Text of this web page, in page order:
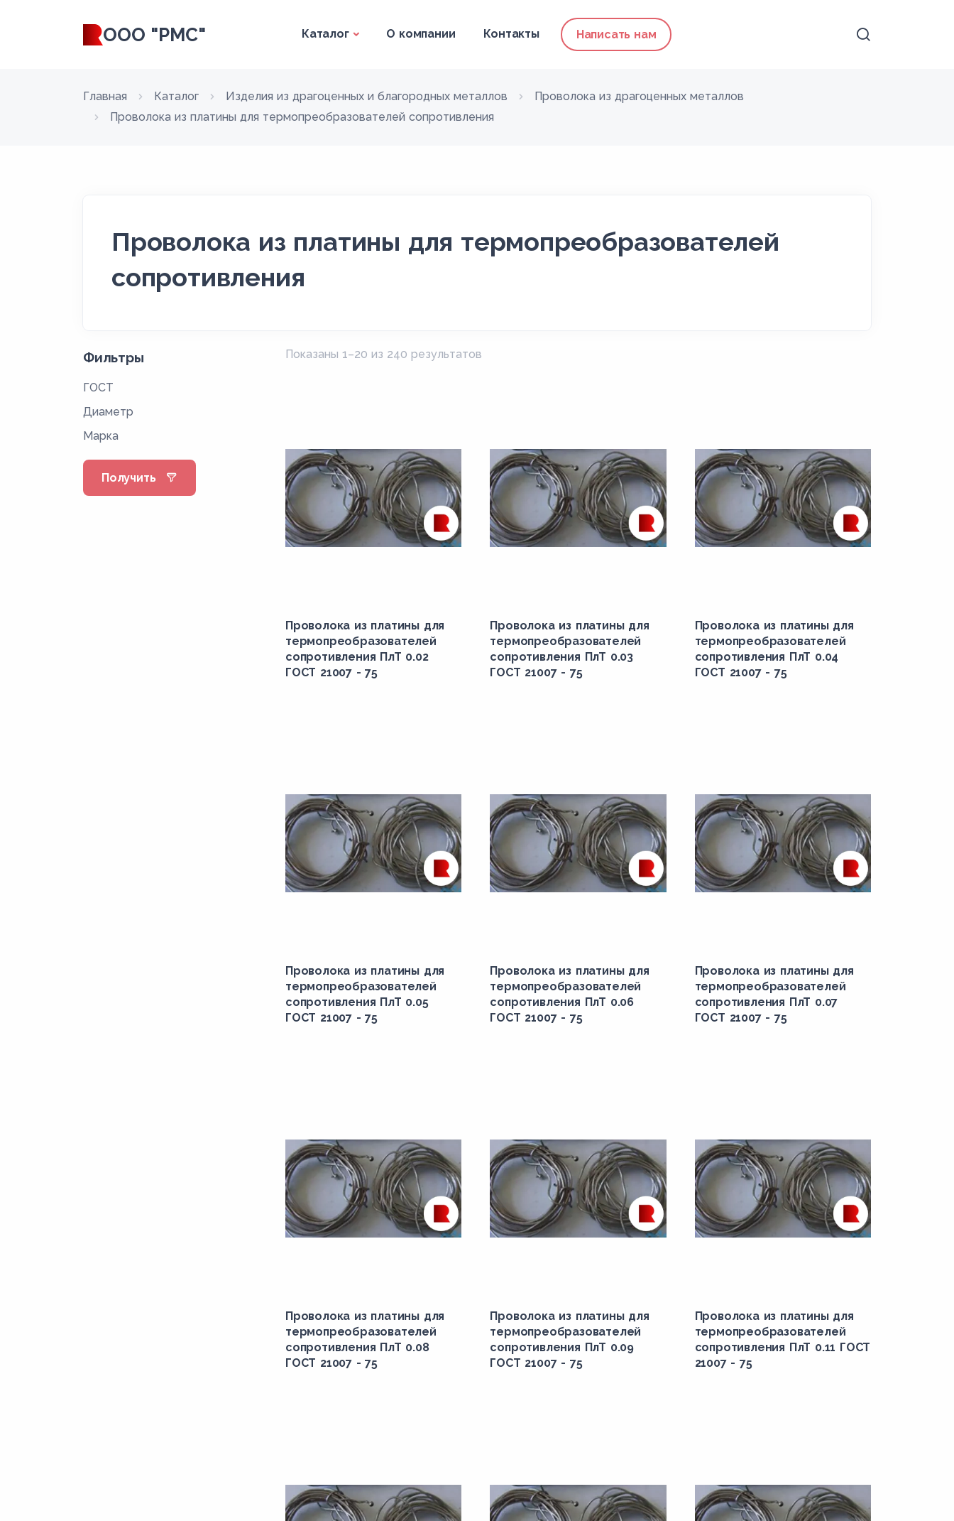
ООО "РМС" Каталог О компании Контакты Написать нам
Главная Каталог Изделия из драгоценных и благородных металлов
Проволока из драгоценных металлов
Проволока из платины для термопреобразователей сопротивления
Проволока из платины для термопреобразователей
сопротивления
Фильтры
ГОСТ
Диаметр
Марка
Получить
Показаны 1–20 из 240 результатов
Проволока из платины для
термопреобразователей
сопротивления ПлТ 0.02
ГОСТ 21007 - 75
Проволока из платины для
термопреобразователей
сопротивления ПлТ 0.03
ГОСТ 21007 - 75
Проволока из платины для
термопреобразователей
сопротивления ПлТ 0.04
ГОСТ 21007 - 75
Проволока из платины для
термопреобразователей
сопротивления ПлТ 0.05
ГОСТ 21007 - 75
Проволока из платины для
термопреобразователей
сопротивления ПлТ 0.06
ГОСТ 21007 - 75
Проволока из платины для
термопреобразователей
сопротивления ПлТ 0.07
ГОСТ 21007 - 75
Проволока из платины для
термопреобразователей
сопротивления ПлТ 0.08
ГОСТ 21007 - 75
Проволока из платины для
термопреобразователей
сопротивления ПлТ 0.09
ГОСТ 21007 - 75
Проволока из платины для
термопреобразователей
сопротивления ПлТ 0.11 ГОСТ
21007 - 75